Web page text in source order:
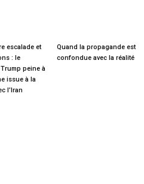
escalade et
: le
peine à
issue à la
l’Iran
Quand la propagande est
confondue avec la réalité